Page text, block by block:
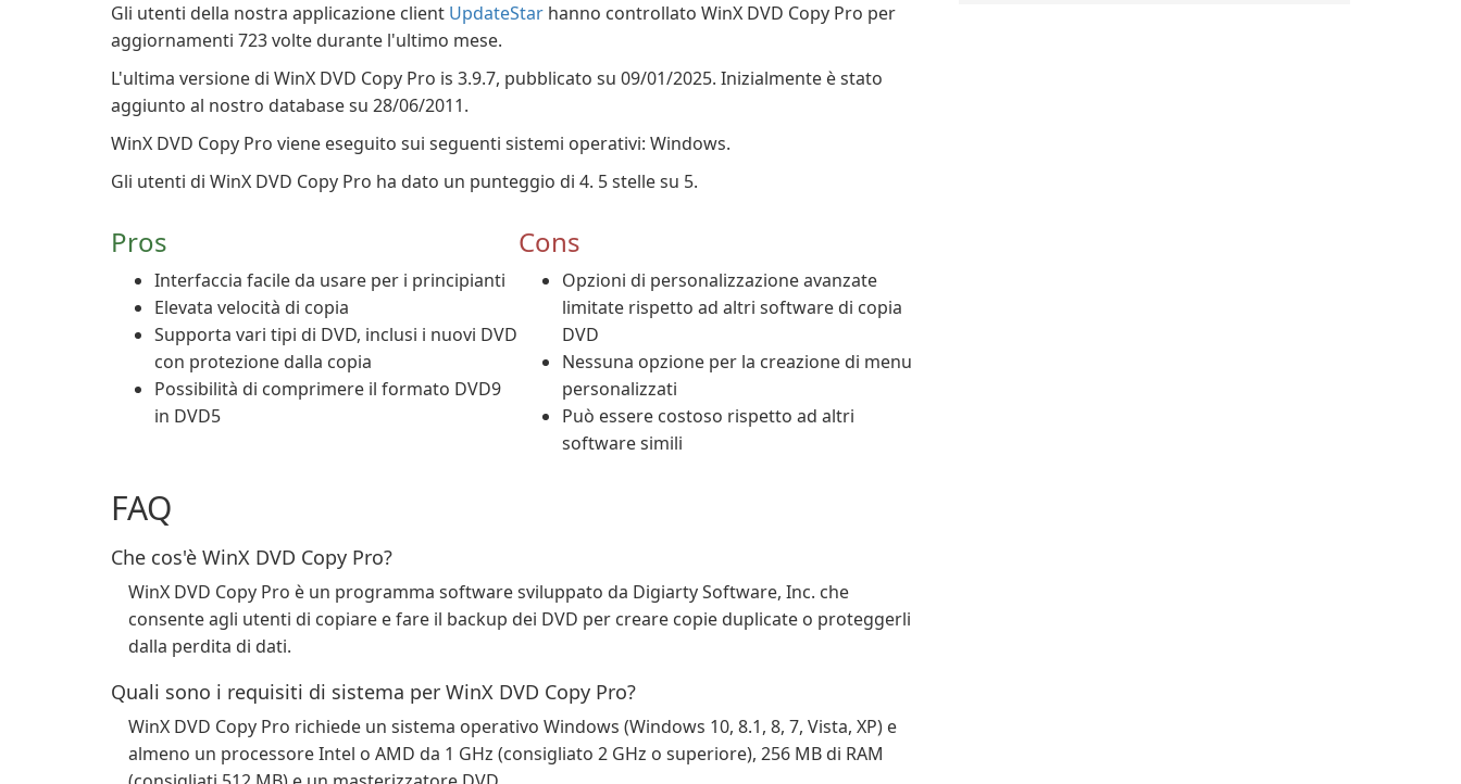
Gli utenti della nostra applicazione client UpdateStar hanno controllato WinX DVD Copy Pro per
aggiornamenti 723 volte durante l'ultimo mese.
L'ultima versione di WinX DVD Copy Pro is 3.9.7, pubblicato su 09/01/2025. Inizialmente è stato
aggiunto al nostro database su 28/06/2011.
WinX DVD Copy Pro viene eseguito sui seguenti sistemi operativi: Windows.
Gli utenti di WinX DVD Copy Pro ha dato un punteggio di 4. 5 stelle su 5.
Pros
Interfaccia facile da usare per i principianti
Elevata velocità di copia
Supporta vari tipi di DVD, inclusi i nuovi DVD
con protezione dalla copia
Possibilità di comprimere il formato DVD9
in DVD5
Cons
Opzioni di personalizzazione avanzate
limitate rispetto ad altri software di copia
DVD
Nessuna opzione per la creazione di menu
personalizzati
Può essere costoso rispetto ad altri
software simili
FAQ
Che cos'è WinX DVD Copy Pro?
WinX DVD Copy Pro è un programma software sviluppato da Digiarty Software, Inc. che
consente agli utenti di copiare e fare il backup dei DVD per creare copie duplicate o proteggerli
dalla perdita di dati.
Quali sono i requisiti di sistema per WinX DVD Copy Pro?
WinX DVD Copy Pro richiede un sistema operativo Windows (Windows 10, 8.1, 8, 7, Vista, XP) e
almeno un processore Intel o AMD da 1 GHz (consigliato 2 GHz o superiore), 256 MB di RAM